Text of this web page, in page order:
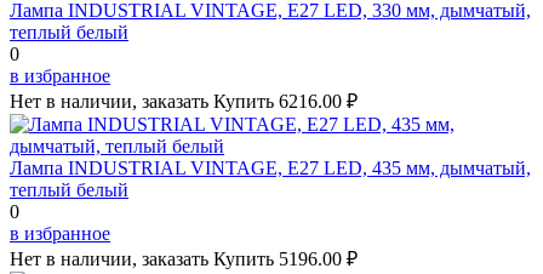
Лампа INDUSTRIAL VINTAGE, Е27 LED, 330 мм, дымчатый,
теплый белый
0
в избранное
Нет в наличии, заказать Купить 6216.00 ₽
Лампа INDUSTRIAL VINTAGE, Е27 LED, 435 мм, дымчатый,
теплый белый
0
в избранное
Нет в наличии, заказать Купить 5196.00 ₽